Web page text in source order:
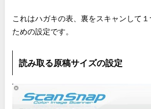
これはハガキの表、裏をスキャンして
ための設定です。
読み取る原稿サイズの設定